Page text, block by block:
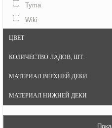
Tyma
Wiki
ЦВЕТ
КОЛИЧЕСТВО ЛАДОВ, ШТ.
МАТЕРИАЛ ВЕРХНЕЙ ДЕКИ
МАТЕРИАЛ НИЖНЕЙ ДЕКИ